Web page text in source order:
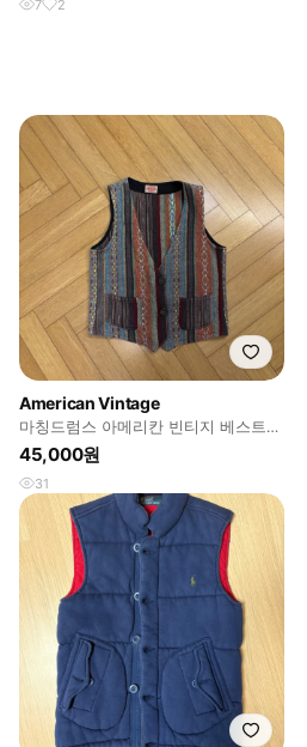
7 2
American Vintage
마칭드럼스 아메리칸 빈티지 베스트
vintage vest M
45,000원
31